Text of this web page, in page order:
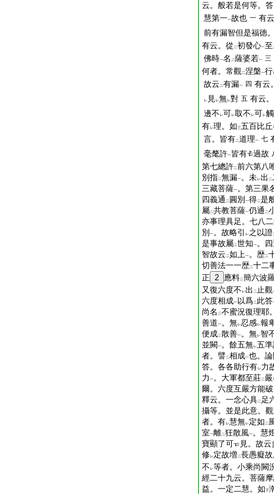
云。般若是何等。
慧第一一故也 一 有
前有漏智但是福徳
有云。從 二初發心一至
佛時一名 二薩婆若一 三
何者。常觀二涅槃一行
故云 二有漏一 四 有云
レ 見レ無レ對 五 有云
邊不 レ可レ取不 レ可レ觸
有レ理。如三五百比
言。皆有二道理一 七
毫氂許一皆有 過故
第七總許二前六第八
別指二無漏一。未レ出 二
三藏菩薩一。第三果
四義通 二 圓別 一得二是
屬二共教菩薩一仍通 二
亦事理具足。七八
別 一。故略引 レ之以證
是事故屬二世知一。
智故云 二如上一。歴二
切善法一一歴二十二
正 2 應料二簡六波
又復六度不 レ出 二止觀
六度相成一 以爲二 此答
尚名 二不蜜況復理耶
善道一。無レ忍感レ報
便成二散善一。無レ智
並闕一。餘五無レ五
者。譬二相成一也。
答。各各助行有レ力
力 一。大軍都至莊二
爾。六度互嚴方能破
釋云。一念心具二 足
攝等。並是此意。
者。有レ慧無レ定如 二
室一離二狂散風一。慧
寶顯了可
見。故云
修レ定故増二長愚癡
不 レ等者。小乘尚闕
經二十九云。菩薩
益。一定二慧。如下